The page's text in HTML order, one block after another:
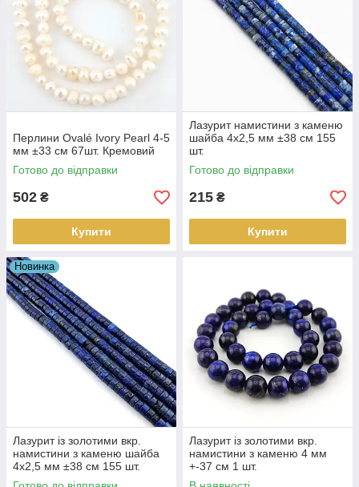
Перлини Ovalé Ivory Pearl 4-5
мм ±33 см 67шт. Кремовий
Готово до відправки
502 ₴
Купити
Лазурит намистини з каменю
шайба 4х2,5 мм ±38 см 155
шт.
Готово до відправки
215 ₴
Купити
Новинка
Лазурит із золотими вкр.
намистини з каменю шайба
4х2,5 мм ±38 см 155 шт.
Лазурит із золотими вкр.
намистини з каменю 4 мм
+-37 см 1 шт.